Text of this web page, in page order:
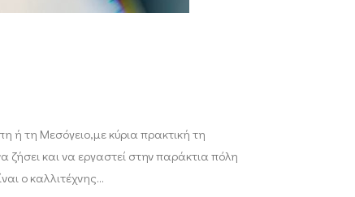
ή τη Μεσόγειο,με κύρια πρακτική τη
ζήσει και να εργαστεί στην παράκτια πόλη
ο καλλιτέχνης